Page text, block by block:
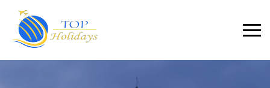
Primary
Menu